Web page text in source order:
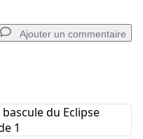
Ajouter un commentaire